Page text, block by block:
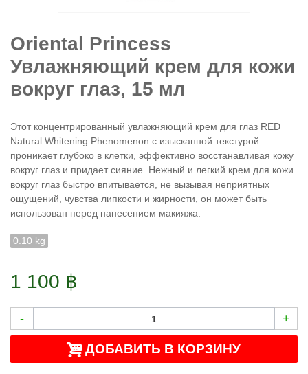
Oriental Princess
Увлажняющий крем для кожи
вокруг глаз, 15 мл
Этот концентрированный увлажняющий крем для глаз RED
Natural Whitening Phenomenon с изысканной текстурой
проникает глубоко в клетки, эффективно восстанавливая кожу
вокруг глаз и придает сияние. Нежный и легкий крем для кожи
вокруг глаз быстро впитывается, не вызывая неприятных
ощущений, чувства липкости и жирности, он может быть
использован перед нанесением макияжа.
0.10 kg
1 100 ฿
- +
ДОБАВИТЬ В КОРЗИНУ